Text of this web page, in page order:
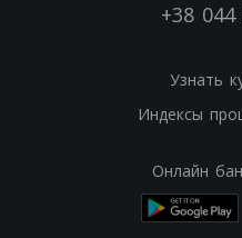
+38
Узнать
Индексы
Онлайн